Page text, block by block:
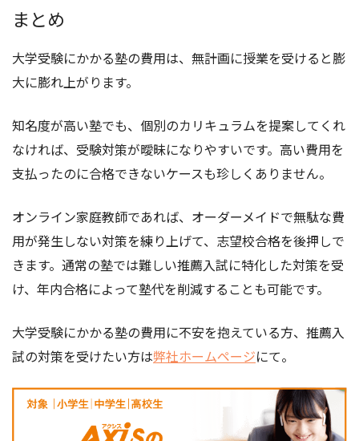
まとめ
大学受験にかかる塾の費用は、無計画に授業を受けると膨
大に膨れ上がります。
知名度が高い塾でも、個別のカリキュラムを提案してくれ
なければ、受験対策が曖昧になりやすいです。高い費用を
支払ったのに合格できないケースも珍しくありません。
オンライン家庭教師であれば、オーダーメイドで無駄な費
用が発生しない対策を練り上げて、志望校合格を後押しで
きます。 通常の塾では難しい推薦入試に特化した対策を受
け、年内合格によって塾代を削減することも可能です。
大学受験にかかる塾の費用に不安を抱えている方、推薦入
試の対策を受けたい方は弊社ホームページにて。